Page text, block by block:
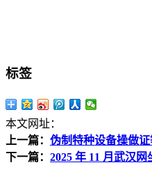
标签
本文网址：
上一篇： 伪制特种设备操做
下一篇： 2025 年 11 月武汉